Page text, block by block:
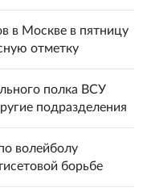
в Москве в пятницу
отметку
полка ВСУ
подразделения
волейболу
борьбе